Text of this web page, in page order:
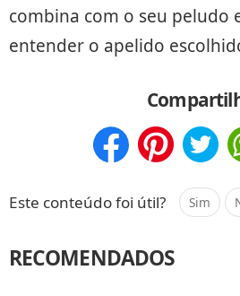
combina com o seu peludo
entender o apelido
Este conteúdo foi útil? Sim
RECOMENDADOS